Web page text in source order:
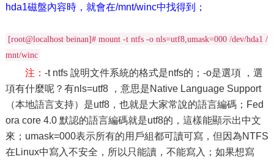
hda1磁盤內容時，就會在/mnt/winc中找得到；
[root@localhost beinan]# mount -t ntfs -o nls=utf8,umask=000 /dev/hda1 /
mnt/winc
注： -t ntfs 說明文件系統的格式是ntfs的；-o是選項 ，選
項有什麼呢？有nls=utf8 ，意思是Native Language Support
（本地語言支持）是utf8，也就是大家常說的語言編碼；Fed
ora core 4.0 默認的語言編碼就是utf8的，這樣能顯示出中文
來；umask=000表示所有的用戶組都可讀可寫，但因為NTFS
在Linux中寫入不安全，所以只能讀，不能寫入；如果想寫